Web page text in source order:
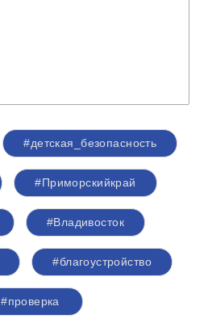
#детская_безопасность
#Приморскийкрай
#Владивосток
#благоустройство
#проверка